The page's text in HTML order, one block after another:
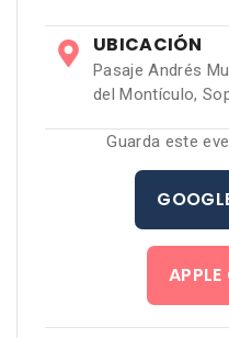
UBICACIÓN
Pasaje Andrés
del Montículo,
Guarda este